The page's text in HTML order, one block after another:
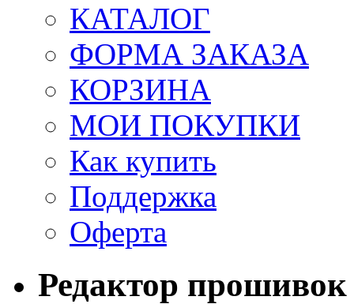
КАТАЛОГ
ФОРМА ЗАКАЗА
КОРЗИНА
МОИ ПОКУПКИ
Как купить
Поддержка
Оферта
Редактор прошивок